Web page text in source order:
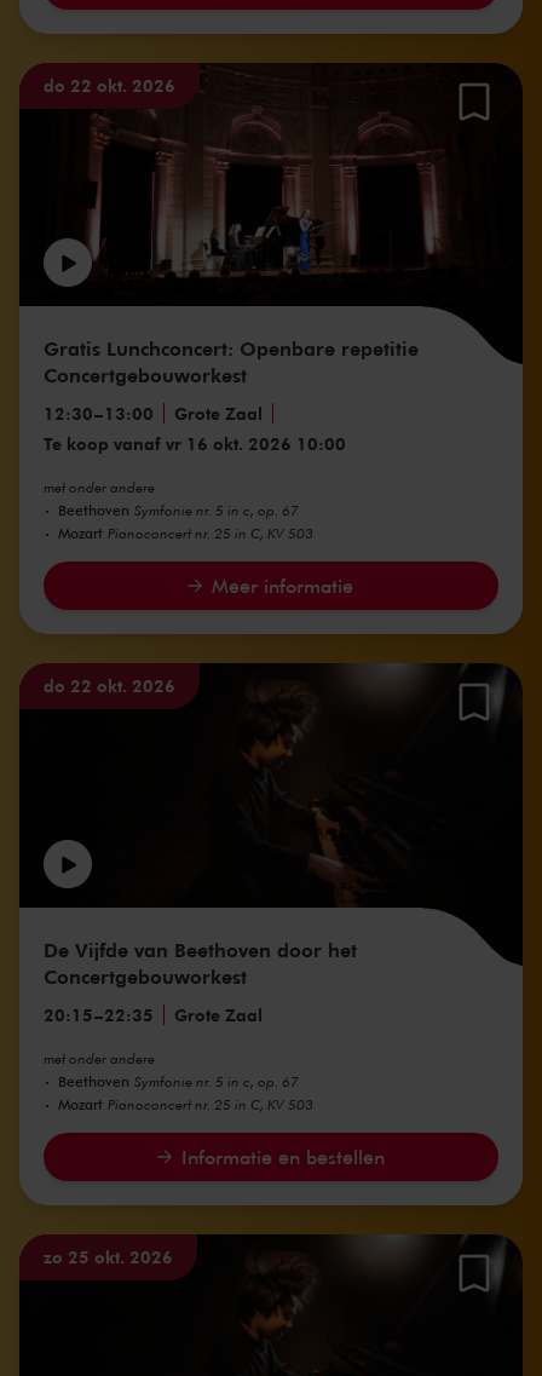
Gratis Lunchconcert: Openbare repetitie
Concertgebouworkest
12:30–13:00
Grote Zaal
Te koop vanaf vr 16 okt. 2026 10:00
met onder andere
Beethoven Symfonie nr. 5 in c, op. 67
Mozart Pianoconcert nr. 25 in C, KV 503
Meer informatie
do 22 okt. 2026
De Vijfde van Beethoven door het
Concertgebouworkest
20:15–22:35 Grote Zaal
met onder andere
Beethoven Symfonie nr. 5 in c, op. 67
Mozart Pianoconcert nr. 25 in C, KV 503
Informatie en bestellen
do 22 okt. 2026
zo 25 okt. 2026